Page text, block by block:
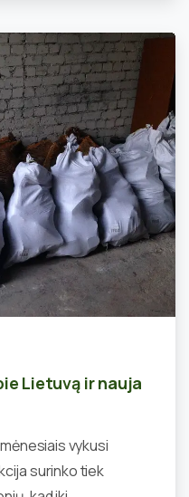
0
Lietuvą ir nauja
vykusi
surinko tiek